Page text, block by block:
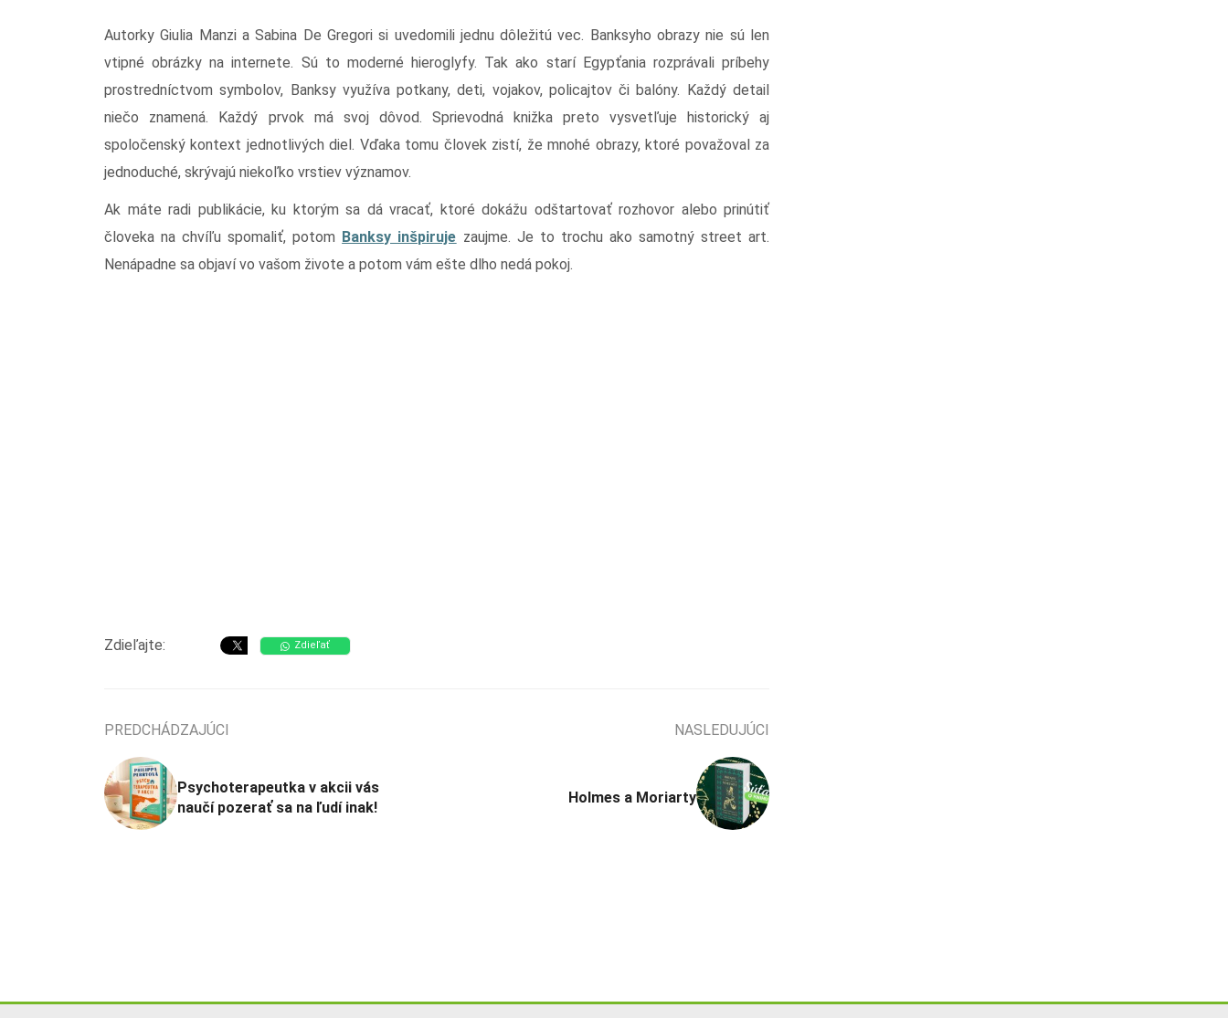
Autorky Giulia Manzi a Sabina De Gregori si uvedomili jednu dôležitú vec. Banksyho obrazy nie sú len
vtipné obrázky na internete. Sú to moderné hieroglyfy. Tak ako starí Egypťania rozprávali príbehy
prostredníctvom symbolov, Banksy využíva potkany, deti, vojakov, policajtov či balóny. Každý detail
niečo znamená. Každý prvok má svoj dôvod. Sprievodná knižka preto vysvetľuje historický aj
spoločenský kontext jednotlivých diel. Vďaka tomu človek zistí, že mnohé obrazy, ktoré považoval za
jednoduché, skrývajú niekoľko vrstiev významov.
Ak máte radi publikácie, ku ktorým sa dá vracať, ktoré dokážu odštartovať rozhovor alebo prinútiť
človeka na chvíľu spomaliť, potom Banksy inšpiruje zaujme. Je to trochu ako samotný street art.
Nenápadne sa objaví vo vašom živote a potom vám ešte dlho nedá pokoj.
Zdieľajte: Zdieľať
PREDCHÁDZAJÚCI
Psychoterapeutka v akcii vás
naučí pozerať sa na ľudí inak!
NASLEDUJÚCI
Holmes a Moriarty